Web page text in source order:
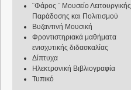
¨Φάρος ¨ Μουσείο Λειτουργικής
Παράδοσης και Πολιτισμού
Βυζαντινή Μουσική
Φροντιστηριακά μαθήματα
ενισχυτικής διδασκαλίας
Δίπτυχα
Ηλεκτρονική Βιβλιογραφία
Τυπικό